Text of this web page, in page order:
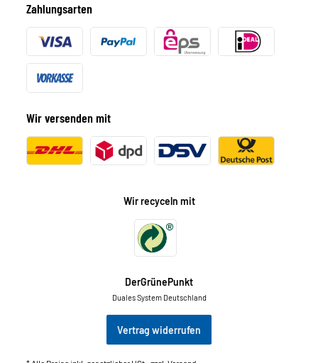
Zahlungsarten
Wir versenden mit
Wir recyceln mit
DerGrünePunkt
Duales System Deutschland
Vertrag widerrufen